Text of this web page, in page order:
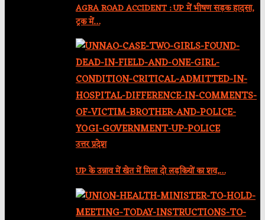
AGRA ROAD ACCIDENT : UP में भीषण सड़क हादसा,
ट्रक में…
उत्तर प्रदेश
UP के उन्नाव में खेत में मिला दो लड़कियों का शव,…